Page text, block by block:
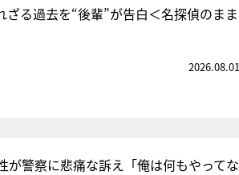
ざる過去を“後輩”が告白＜名探偵のまま
2026.08.01
警察に悲痛な訴え「俺は何もやってな